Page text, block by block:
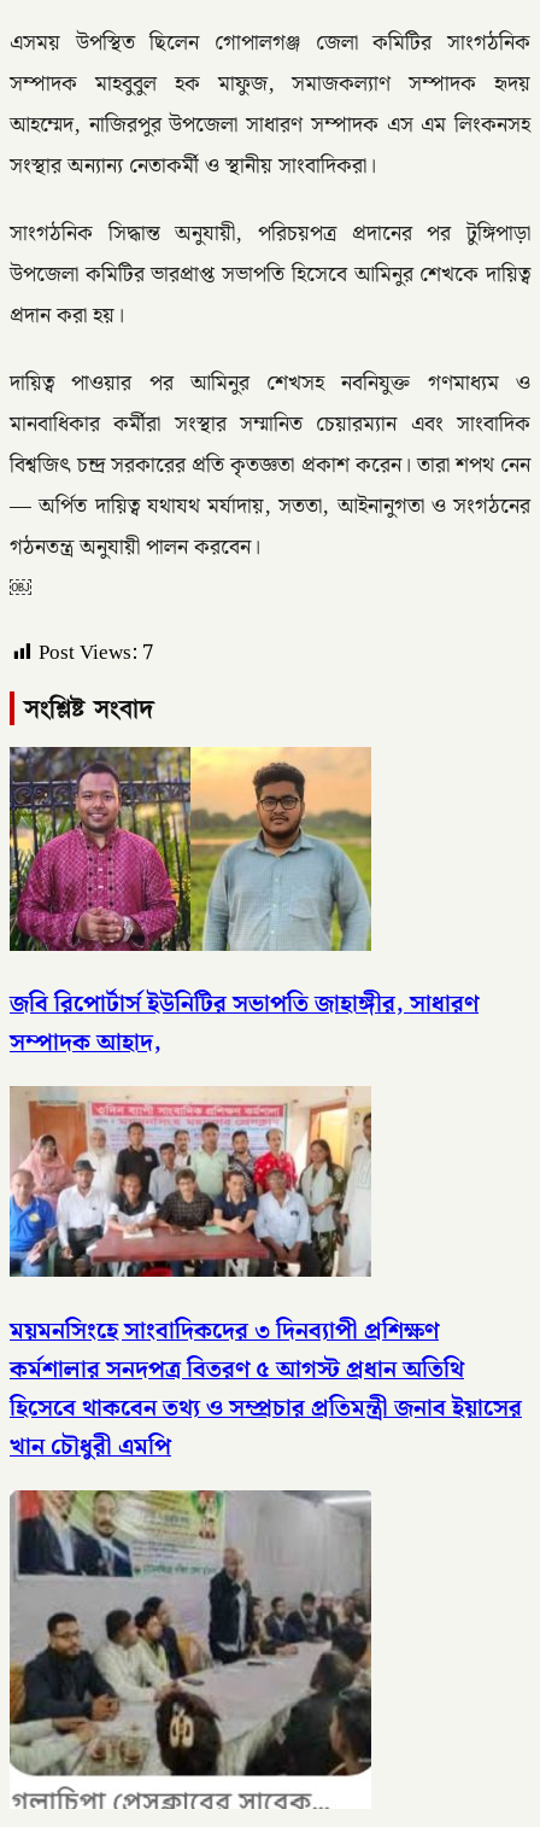
এসময় উপস্থিত ছিলেন গোপালগঞ্জ জেলা কমিটির সাংগঠনিক
সম্পাদক মাহবুবুল হক মাফুজ, সমাজকল্যাণ সম্পাদক হৃদয়
আহম্মেদ, নাজিরপুর উপজেলা সাধারণ সম্পাদক এস এম লিংকনসহ
সংস্থার অন্যান্য নেতাকর্মী ও স্থানীয় সাংবাদিকরা।
সাংগঠনিক সিদ্ধান্ত অনুযায়ী, পরিচয়পত্র প্রদানের পর টুঙ্গিপাড়া
উপজেলা কমিটির ভারপ্রাপ্ত সভাপতি হিসেবে আমিনুর শেখকে দায়িত্ব
প্রদান করা হয়।
দায়িত্ব পাওয়ার পর আমিনুর শেখসহ নবনিযুক্ত গণমাধ্যম ও
মানবাধিকার কর্মীরা সংস্থার সম্মানিত চেয়ারম্যান এবং সাংবাদিক
বিশ্বজিৎ চন্দ্র সরকারের প্রতি কৃতজ্ঞতা প্রকাশ করেন। তারা শপথ নেন
— অর্পিত দায়িত্ব যথাযথ মর্যাদায়, সততা, আইনানুগতা ও সংগঠনের
গঠনতন্ত্র অনুযায়ী পালন করবেন।
￼
Post Views: 7
সংশ্লিষ্ট সংবাদ
জবি রিপোর্টার্স ইউনিটির সভাপতি জাহাঙ্গীর, সাধারণ
সম্পাদক আহাদ,
ময়মনসিংহে সাংবাদিকদের ৩ দিনব্যাপী প্রশিক্ষণ
কর্মশালার সনদপত্র বিতরণ ৫ আগস্ট​ প্রধান অতিথি
হিসেবে থাকবেন তথ্য ও সম্প্রচার প্রতিমন্ত্রী জনাব ইয়াসের
খান চৌধুরী এমপি